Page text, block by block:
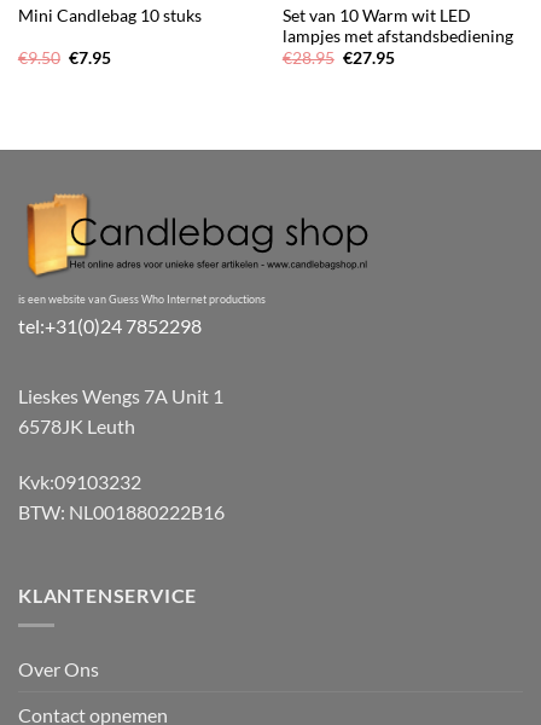
Mini Candlebag 10 stuks
€9.50 Oorspronkelijke
€7.95Huidige
Set van 10 Warm wit LED
lampjes met afstandsbediening
€28.95 Oorspronkelijke
€27.95Huidige
is een website van Guess Who Internet productions
tel:+31(0)24 7852298
Lieskes Wengs 7A Unit 1
6578JK Leuth
Kvk:09103232
BTW: NL001880222B16
KLANTENSERVICE
Over Ons
Contact opnemen